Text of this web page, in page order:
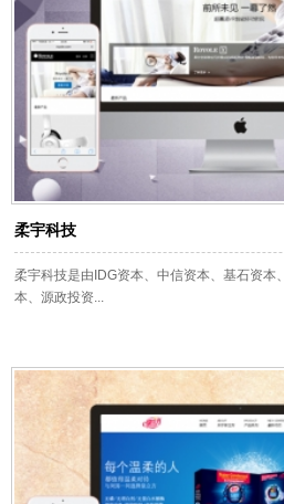
柔宇科技
柔宇科技是由IDG资本、中信资本、基石资本
本、源政投资...